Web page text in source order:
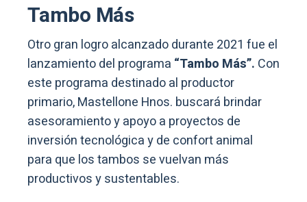
Tambo Más
Otro gran logro alcanzado durante 2021 fue el
lanzamiento del programa “Tambo Más”. Con
este programa destinado al productor
primario, Mastellone Hnos. buscará brindar
asesoramiento y apoyo a proyectos de
inversión tecnológica y de confort animal
para que los tambos se vuelvan más
productivos y sustentables.